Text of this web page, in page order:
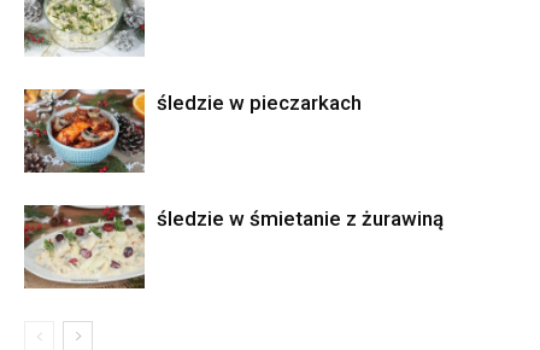
śledzie w pieczarkach
śledzie w śmietanie z żurawiną